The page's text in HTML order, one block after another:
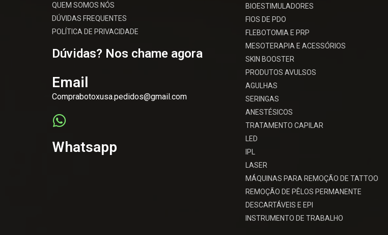
QUEM SOMOS NÓS
DÚVIDAS FREQUENTES
POLÍTICA DE PRIVACIDADE
Dúvidas? Nos chame agora
Email
Comprabotoxusa.pedidos@gmail.com
Whatsapp
BIOESTIMULADORES
FIOS DE PDO
FLEBOTOMIA E PRP
MESOTERAPIA E ACESSÓRIOS
SKIN BOOSTER
PRODUTOS AVULSOS
AGULHAS
SERINGAS
ANESTÉSICOS
TRATAMENTO CAPILAR
LED
IPL
LASER
MÁQUINAS PARA REMOÇÃO DE TATTOO
REMOÇÃO DE PÊLOS PERMANENTE
DESCARTÁVEIS E EPI
INSTRUMENTO DE TRABALHO